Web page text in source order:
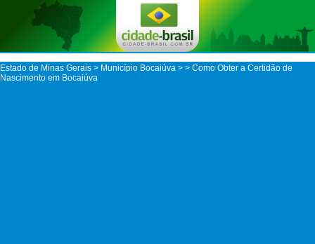
Estado de Minas Gerais > Município Bocaiúva > > Como Obter a Certidão de
Nascimento em Bocaiúva